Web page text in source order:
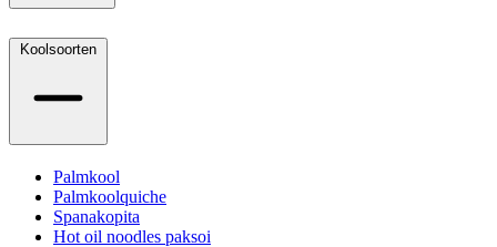
Koolsoorten
Palmkool
Palmkoolquiche
Spanakopita
Hot oil noodles paksoi